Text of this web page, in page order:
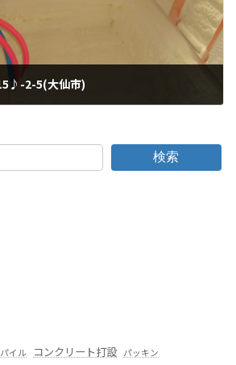
2-5(大仙市)
検索
イル コンクリート打設 パッキン